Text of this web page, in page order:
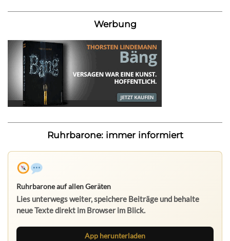
Werbung
Ruhrbarone: immer informiert
Ruhrbarone auf allen Geräten
Lies unterwegs weiter, speichere Beiträge und behalte
neue Texte direkt im Browser im Blick.
App herunterladen